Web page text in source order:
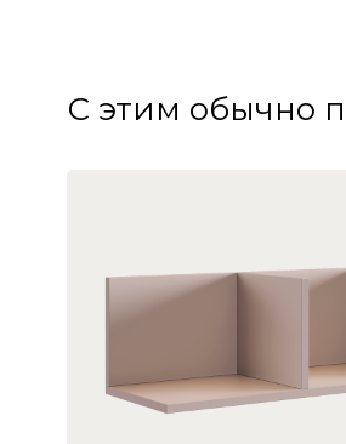
С этим обычно